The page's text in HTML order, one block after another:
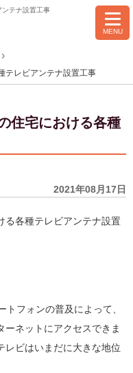
ンテナ設置工事
MENU
テレビアンテナ設置工事
住宅における各種
2021年08月17日
る各種テレビアンテナ設置
フォンの普及によって、
ネットにアクセスできま
レビはいまだに大きな地位